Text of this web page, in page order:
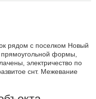
рядом с поселком Новый
прямоугольной формы,
электричество по
снт. Межевание